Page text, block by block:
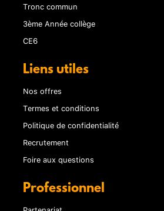
Tronc commun
3ème Année collège
CE6
Liens utiles
Nos offres
Termes et conditions
Politique de confidentialité
Recrutement
Foire aux questions
Professionnel